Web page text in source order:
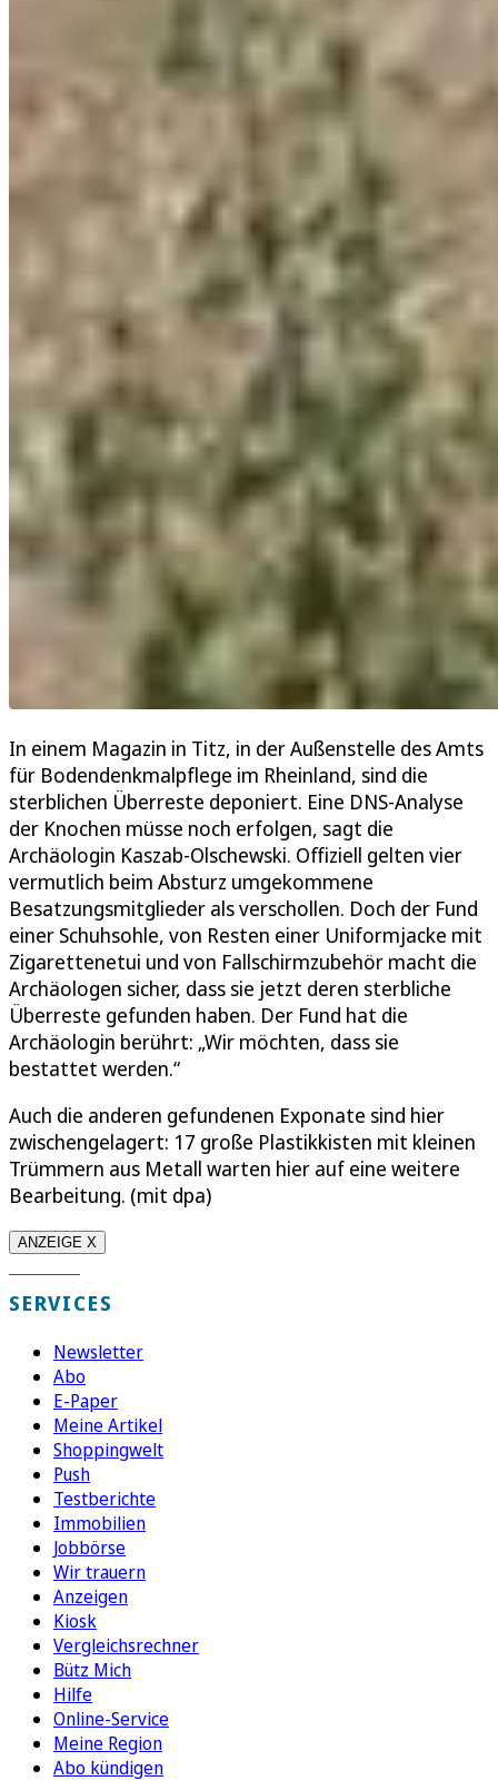
In einem Magazin in Titz, in der Außenstelle des Amts
für Bodendenkmalpflege im Rheinland, sind die
sterblichen Überreste deponiert. Eine DNS-Analyse
der Knochen müsse noch erfolgen, sagt die
Archäologin Kaszab-Olschewski. Offiziell gelten vier
vermutlich beim Absturz umgekommene
Besatzungsmitglieder als verschollen. Doch der Fund
einer Schuhsohle, von Resten einer Uniformjacke mit
Zigarettenetui und von Fallschirmzubehör macht die
Archäologen sicher, dass sie jetzt deren sterbliche
Überreste gefunden haben. Der Fund hat die
Archäologin berührt: „Wir möchten, dass sie
bestattet werden.“
Auch die anderen gefundenen Exponate sind hier
zwischengelagert: 17 große Plastikkisten mit kleinen
Trümmern aus Metall warten hier auf eine weitere
Bearbeitung. (mit dpa)
ANZEIGE X
SERVICES
Newsletter
Abo
E-Paper
Meine Artikel
Shoppingwelt
Push
Testberichte
Immobilien
Jobbörse
Wir trauern
Anzeigen
Kiosk
Vergleichsrechner
Bütz Mich
Hilfe
Online-Service
Meine Region
Abo kündigen